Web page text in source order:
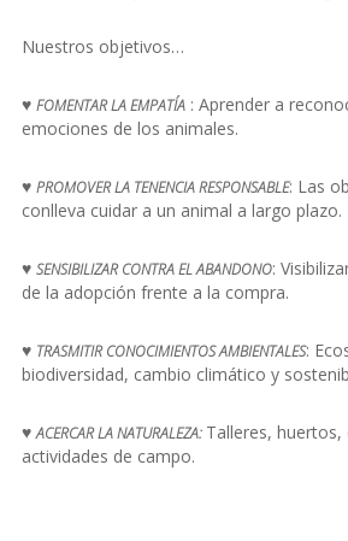
Nuestros objetivos…
♥ FOMENTAR LA EMPATÍA: Aprender a
emociones de los animales.
♥ PROMOVER LA TENENCIA RESPONSABLE: Las
conlleva cuidar a un animal a largo plazo.
♥ SENSIBILIZAR CONTRA EL ABANDONO:
de la adopción frente a la compra.
♥ TRASMITIR CONOCIMIENTOS AMBIENTALES:
biodiversidad, cambio climático y
♥ACERCAR LA NATURALEZA: Talleres,
actividades de campo.